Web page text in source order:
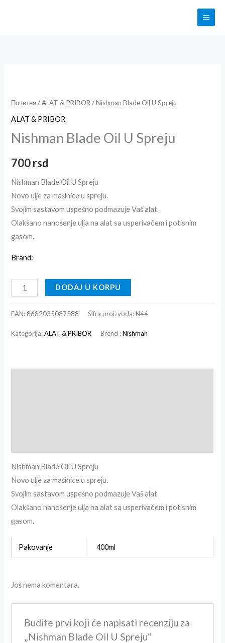
sadržaj
Почетна/ALAT & PRIBOR/ Nishman Blade Oil U Spreju
ALAT & PRIBOR
Nishman Blade Oil U Spreju
700rsd
Nishman Blade Oil U Spreju
Novo ulje za mašinice u spreju.
Svojim sastavom uspešno podmazuje Vaš alat.
Olakšano nanošenje ulja na alat sa usperivačem i potisnim
gasom.
Brand:
Oil
U
količina
DODAJ U KORPU
EAN: 8682035087588 Šifra proizvoda:N44
Kategorija:ALAT & PRIBOR Brend :Nishman
Nishman Blade Oil U Spreju
Novo ulje za mašinice u spreju.
Svojim sastavom uspešno podmazuje Vaš alat.
Olakšano nanošenje ulja na alat sa usperivačem i potisnim
gasom.
Pakovanje 400ml
Još nema komentara.
Budite prvi koji će napisati recenziju za
„Nishman Blade Oil U Spreju“